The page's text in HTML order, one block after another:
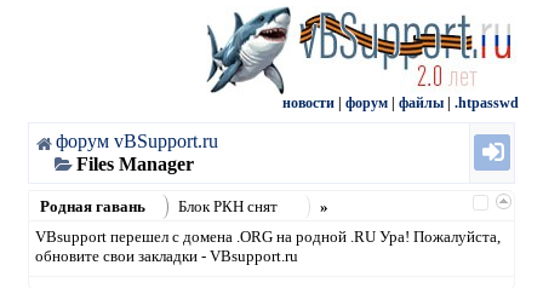
новости форум файлы .htpasswd
форум vBSupport.ru
Files Manager
Родная гавань Блок РКН снят
»
VBsupport перешел с домена .ORG на родной .RU Ура! Пожалуйста,
обновите свои закладки - VBsupport.ru